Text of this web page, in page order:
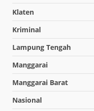
Klaten
Kriminal
Lampung Tengah
Manggarai
Manggarai Barat
Nasional